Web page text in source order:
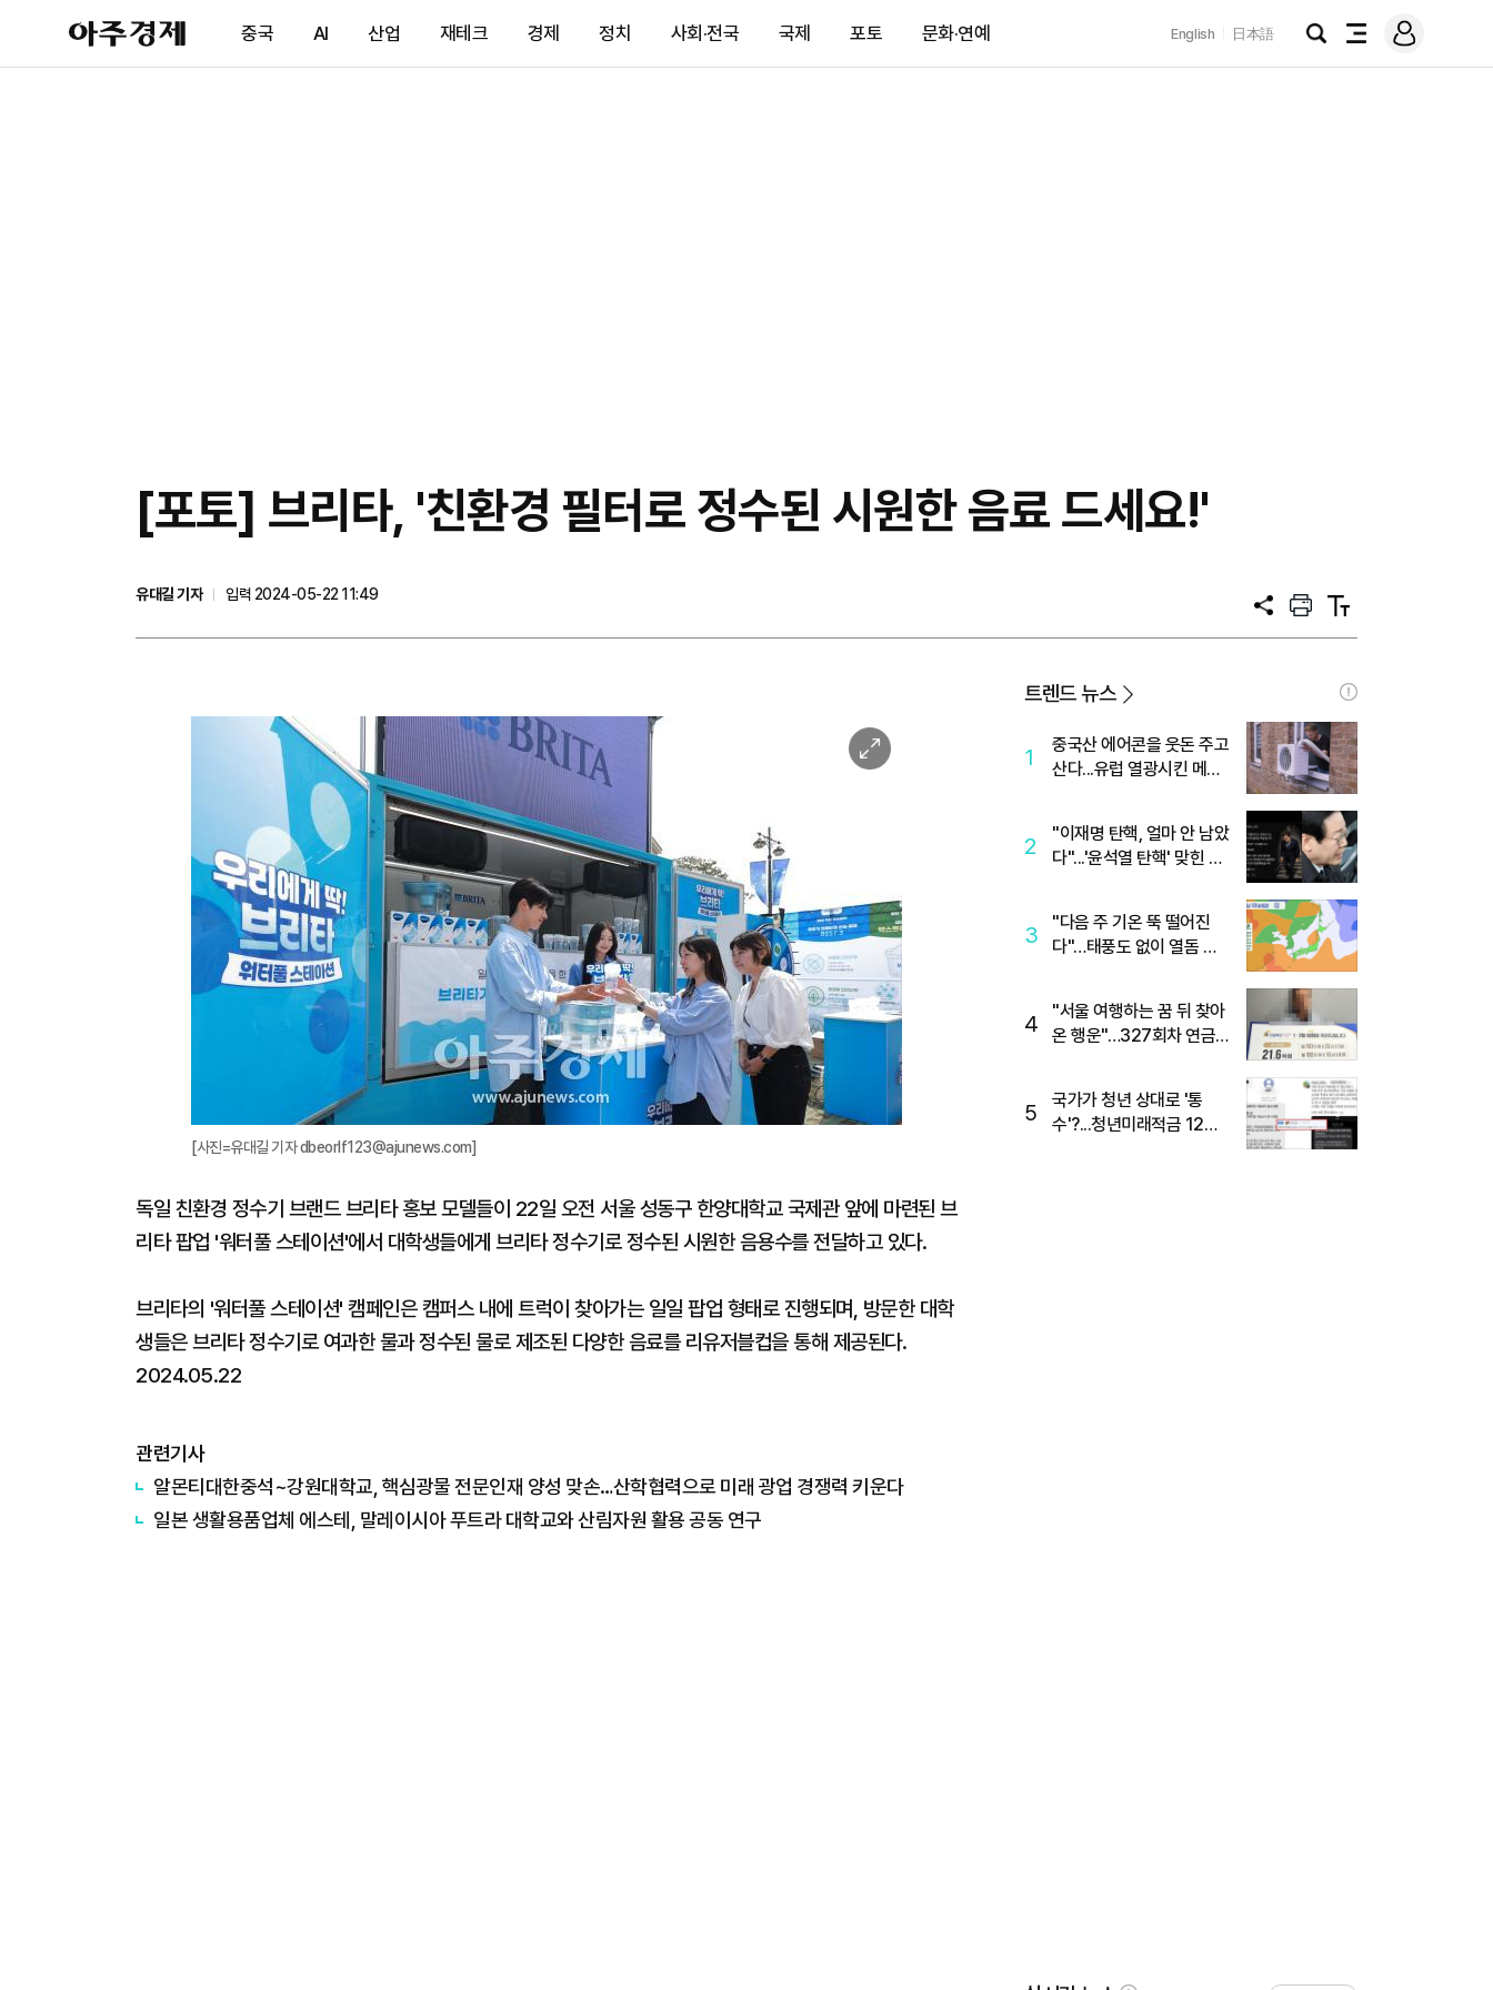
아
주
제
중국 AI 산업 재테크 경제 정치 사회·전국 국제 포토 문화·연예 English 日本語
검
전
메
그
[포토] 브리타, '친환경 필터로 정수된 시원한 음료 드세요!'
유대길 기자
입력 2024-05-22 11:49
공
프
트
텍
트
이
미
[사진=유대길 기자 dbeorlf123@ajunews.com]
독일 친환경 정수기 브랜드 브리타 홍보 모델들이 22일 오전 서울 성동구 한양대학교 국제관 앞에 마련된 브
리타 팝업 '워터풀 스테이션'에서 대학생들에게 브리타 정수기로 정수된 시원한 음용수를 전달하고 있다.
브리타의 '워터풀 스테이션' 캠페인은 캠퍼스 내에 트럭이 찾아가는 일일 팝업 형태로 진행되며, 방문한 대학
생들은 브리타 정수기로 여과한 물과 정수된 물로 제조된 다양한 음료를 리유저블컵을 통해 제공된다.
2024.05.22
관련기사
알몬티대한중석~강원대학교, 핵심광물 전문인재 양성 맞손…산학협력으로 미래 광업 경쟁력 키운다
일본 생활용품업체 에스테, 말레이시아 푸트라 대학교와 산림자원 활용 공동 연구
트렌드 뉴스
1
중국산 에어콘을 웃돈 주고
산다...유럽 열광시킨 메이
2
"이재명 탄핵, 얼마 안 남았
다"...'윤석열 탄핵' 맞힌 무
3
"다음 주 기온 뚝 떨어진
다"…태풍도 없이 열돔 박
4
"서울 여행하는 꿈 뒤 찾아
온 행운"…327회차 연금
5
국가가 청년 상대로 '통
수'?...청년미래적금 12%